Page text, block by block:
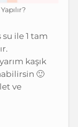
su ile 1 tam
kaşık
🙂
ve